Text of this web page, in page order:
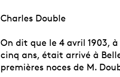
Charles Double
On dit que le 4 avril 1903,
cinq ans, était arrivé à
premières noces de M.